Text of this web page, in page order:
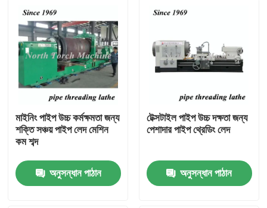
মাইনিং পাইপ উচ্চ কর্মক্ষমতা জন্য
শক্তি সঞ্চয় পাইপ লেদ মেশিন
কম শব্দ
অনুসন্ধান পাঠান
টেক্সটাইল পাইপ উচ্চ দক্ষতা জন্য
পেশাদার পাইপ থ্রেডিং লেদ
অনুসন্ধান পাঠান